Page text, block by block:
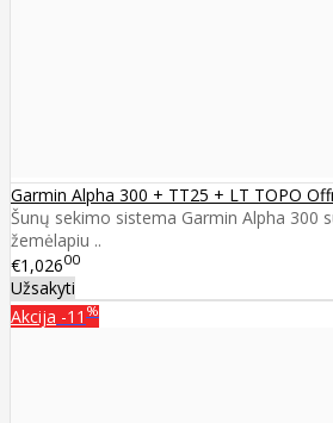
Garmin Alpha 300 + TT25 + LT TOPO
Šunų sekimo sistema Garmin Alpha 300
žemėlapiu ..
€1,02600
Užsakyti
Akcija -11 %